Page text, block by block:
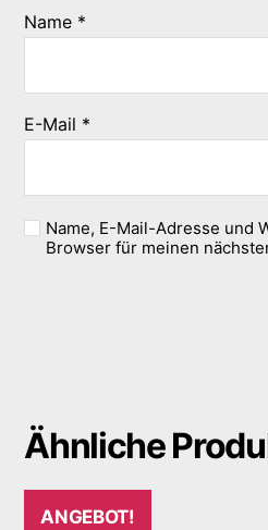
Name *
E-Mail *
Name, E-Mail-Adresse und
Browser für meinen
Ähnliche
ANGEBOT!